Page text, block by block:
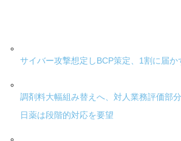
サイバー攻撃想定しBCP策定、1割に届
調剤料大幅組み替えへ、対人業務評価部
日薬は段階的対応を要望